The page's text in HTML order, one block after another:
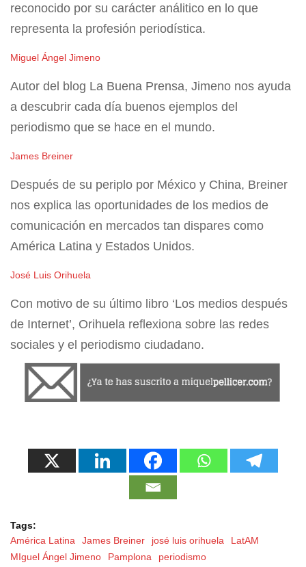
reconocido por su carácter análitico en lo que
representa la profesión periodística.
Miguel Ángel Jimeno
Autor del blog La Buena Prensa, Jimeno nos ayuda
a descubrir cada día buenos ejemplos del
periodismo que se hace en el mundo.
James Breiner
Después de su periplo por México y China, Breiner
nos explica las oportunidades de los medios de
comunicación en mercados tan dispares como
América Latina y Estados Unidos.
José Luis Orihuela
Con motivo de su último libro ‘Los medios después
de Internet’, Orihuela reflexiona sobre las redes
sociales y el periodismo ciudadano.
Tags:
América Latina
James Breiner josé luis orihuela
LatAM
MIguel Ángel Jimeno
Pamplona
periodismo